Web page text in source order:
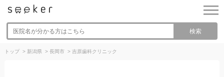
検索
トップ > 新潟県 > 長岡市 > 吉原歯科クリニック